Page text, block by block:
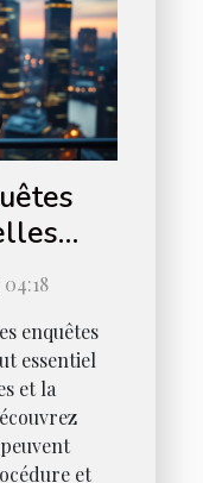
?
enquêtes
essentiel
et la
et